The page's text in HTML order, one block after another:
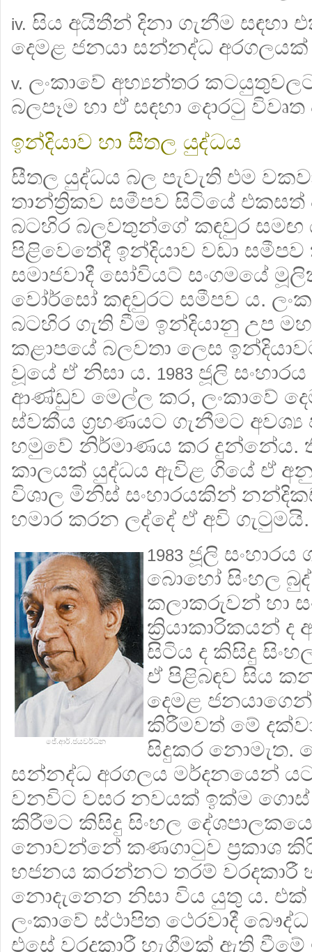
iv. සිය අයිතීන් දිනා ගැනීම සඳහා
දෙමළ ජනයා සන්නද්ධ අරගලයක්
v. ලංකාවේ අභ්‍යන්තර
බලපෑම හා ඒ සඳහා දොරටු
ඉන්දියාව හා සීතල යුද්ධය
සීතල යුද්ධය බල පැවැති එම
තාන්ත්‍රිකව සමීපව සිටියේ එකසත්
බටහිර බලවතුන්ගේ කඳවුර සමඟ
පිළිවෙතේදී ඉන්දියාව වඩා
සමාජවාදී සෝවියට් සංගමයේ
වෝර්සෝ කඳවුරට සමීපව ය.
බටහිර ගැති වීම ඉන්දියානු උප
කළාපයේ බලවතා ලෙස
වූයේ ඒ නිසා ය. 1983 ජූලි
ආණ්ඩුව මෙල්ල කර, ලංකාවේ
ස්වකීය ග්‍රහණයට ගැනීමට අවශ්‍ය
හමුවේ නිර්මාණය කර
කාලයක් යුද්ධය ඇවිළ ගියේ ඒ
විශාල මිනිස් සංහාරයකින්
හමාර කරන ලද්දේ ඒ අවි ගැටුමයි.
ජේ.ආර්.ජයවර්ධන
1983 ජූලි සංහාරය
බොහෝ සිංහල
කලාකරුවන් හා
ක්‍රියාකාරිකයන්
සිටිය ද කිසිදු
ඒ පිළිබඳව සිය
දෙමළ
කිරීමවත් මේ
සිදුකර නොමැත.
සන්නද්ධ අරගලය මර්දනයෙන්
වනවිට වසර නවයක් ඉක්ම ගොස්
කිරීමට කිසිදු සිංහල
නොවන්නේ කණගාටුව ප්‍රකාශ
භජනය කරන්නට තරම් වරදකාරී
නොදැනෙන නිසා විය යුතු ය.
ලංකාවේ ස්ථාපිත ථෙරවාදී
එසේ වරදකාරී හැගීමක් ඇති